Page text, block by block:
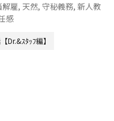
解雇, 天然, 守秘義務, 新人教
感
Dr.&ｽﾀｯﾌ編】